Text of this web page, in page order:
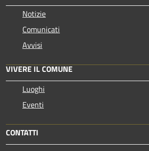
Notizie
Comunicati
Avvisi
VIVERE IL COMUNE
Luoghi
Eventi
CONTATTI